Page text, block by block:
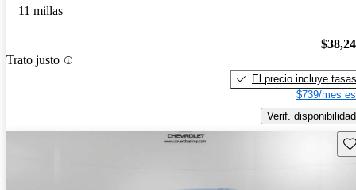
11 millas
Trato justo
El precio incluye tasas
$739/mes
Verif. disponibilidad